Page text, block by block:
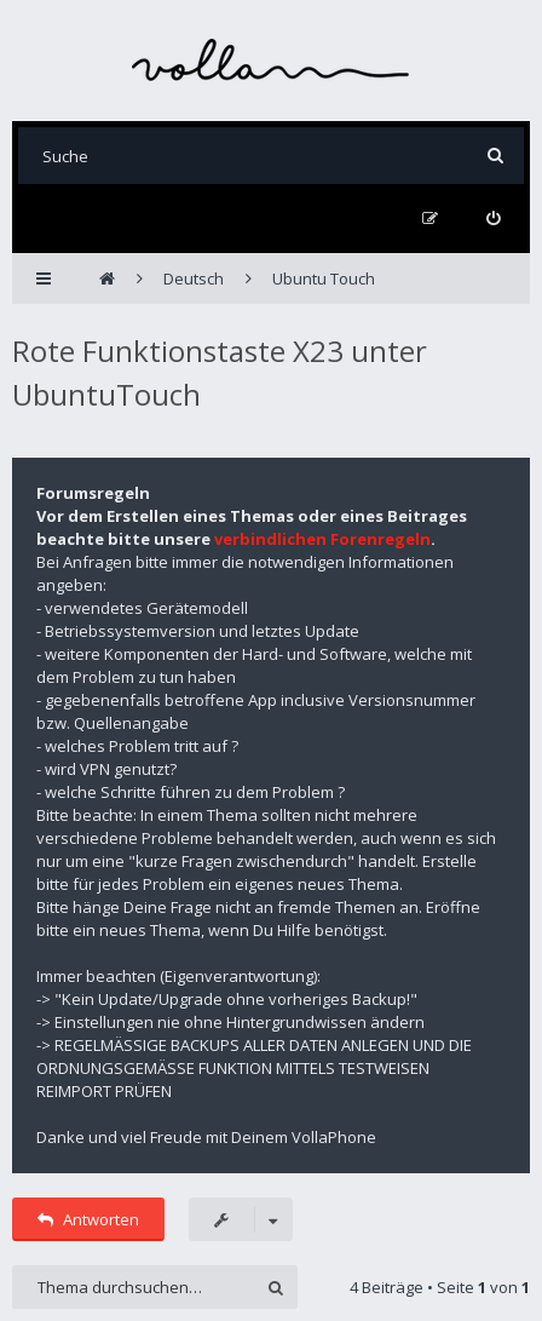
Deutsch Ubuntu Touch
Rote Funktionstaste X23 unter
UbuntuTouch
Forumsregeln
Vor dem Erstellen eines Themas oder eines Beitrages
beachte bitte unsereverbindlichen Forenregeln.
Bei Anfragen bitte immer die notwendigen Informationen
angeben:
- verwendetes Gerätemodell
- Betriebssystemversion und letztes Update
- weitere Komponenten der Hard- und Software, welche mit
dem Problem zu tun haben
- gegebenenfalls betroffene App inclusive Versionsnummer
bzw. Quellenangabe
- welches Problem tritt auf ?
- wird VPN genutzt?
- welche Schritte führen zu dem Problem ?
Bitte beachte: In einem Thema sollten nicht mehrere
verschiedene Probleme behandelt werden, auch wenn es sich
nur um eine "kurze Fragen zwischendurch" handelt. Erstelle
bitte für jedes Problem ein eigenes neues Thema.
Bitte hänge Deine Frage nicht an fremde Themen an. Eröffne
bitte ein neues Thema, wenn Du Hilfe benötigst.
Immer beachten (Eigenverantwortung):
-> "Kein Update/Upgrade ohne vorheriges Backup!"
-> Einstellungen nie ohne Hintergrundwissen ändern
-> REGELMÄSSIGE BACKUPS ALLER DATEN ANLEGEN UND DIE
ORDNUNGSGEMÄSSE FUNKTION MITTELS TESTWEISEN
REIMPORT PRÜFEN
Danke und viel Freude mit Deinem VollaPhone
Antworten
4 Beiträge • Seite 1 von 1